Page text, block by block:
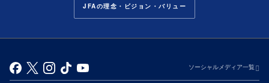
JFAの理念・ビジョン・バリュー
ソーシャルメディア一覧